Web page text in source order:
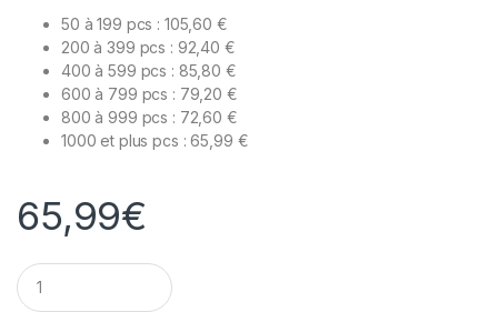
50 à 199 pcs : 105,60 €
200 à 399 pcs : 92,40 €
400 à 599 pcs : 85,80 €
600 à 799 pcs : 79,20 €
800 à 999 pcs : 72,60 €
1000 et plus pcs : 65,99 €
65,99€
Q
u
a